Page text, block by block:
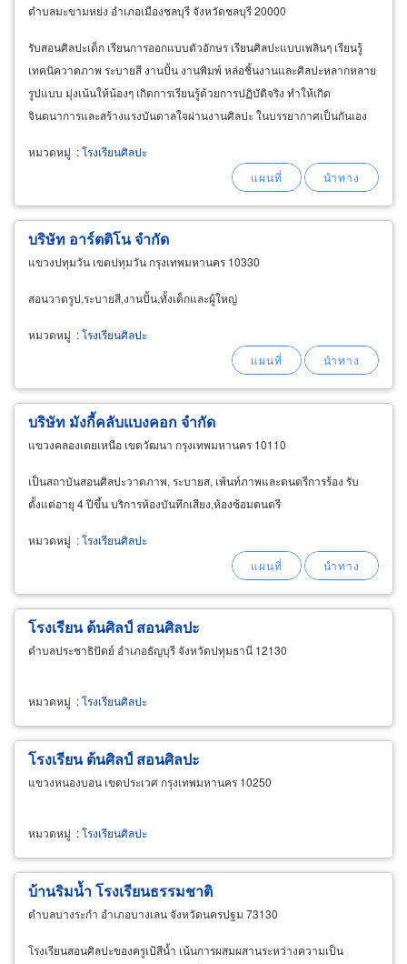
ตำบลมะขามหย่ง อำเภอเมืองชลบุรี จังหวัดชลบุรี 20000
รับสอนศิลปะเด็ก เรียนการออกแบบตัวอักษร เรียนศิลปะแบบเพลินๆ เรียนรู้
เทคนิควาดภาพ ระบายสี งานปั้น งานพิมพ์ หล่อชิ้นงานและศิลปะหลากหลาย
รูปแบบ มุ่งเน้นให้น้องๆ เกิดการเรียนรู้ด้วยการปฏิบัติจริง ทำให้เกิด
จินตนาการและสร้างแรงบันดาลใจผ่านงานศิลปะ ในบรรยากาศเป็นกันเอง
หมวดหมู่ :โรงเรียนศิลปะ
บริษัท อาร์ตติโน จำกัด
แขวงปทุมวัน เขตปทุมวัน กรุงเทพมหานคร 10330
สอนวาดรูป,ระบายสี,งานปั้น,ทั้งเด็กและผู้ใหญ่
หมวดหมู่ :โรงเรียนศิลปะ
บริษัท มังกี้คลับแบงคอก จำกัด
แขวงคลองเตยเหนือ เขตวัฒนา กรุงเทพมหานคร 10110
เป็นสถาบันสอนศิลปะวาดภาพ, ระบายส, เพ้นท์ภาพและดนตรีการร้อง รับ
ตั้งแต่อายุ 4 ปีขึ้น บริการห้องบันทึกเสียง,ห้องซ้อมดนตรี
หมวดหมู่ :โรงเรียนศิลปะ
โรงเรียน ต้นศิลป์ สอนศิลปะ
ตำบลประชาธิปัตย์ อำเภอธัญบุรี จังหวัดปทุมธานี 12130
หมวดหมู่ :โรงเรียนศิลปะ
โรงเรียน ต้นศิลป์ สอนศิลปะ
แขวงหนองบอน เขตประเวศ กรุงเทพมหานคร 10250
หมวดหมู่ :โรงเรียนศิลปะ
บ้านริมน้ำ โรงเรียนธรรมชาติ
ตำบลบางระกำ อำเภอบางเลน จังหวัดนครปฐม 73130
โรงเรียนสอนศิลปะของครูเป้สีน้ำ เน้นการผสมผสานระหว่างความเป็น